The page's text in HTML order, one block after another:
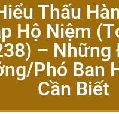
Thấu
Hộ Niệm
– Những
Phó Ban
Cần Biết